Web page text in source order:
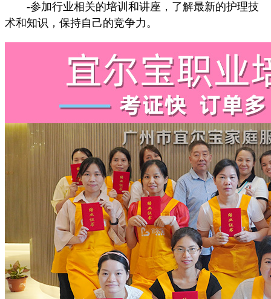
-参加行业相关的培训和讲座，了解最新的护理技
术和知识，保持自己的竞争力。